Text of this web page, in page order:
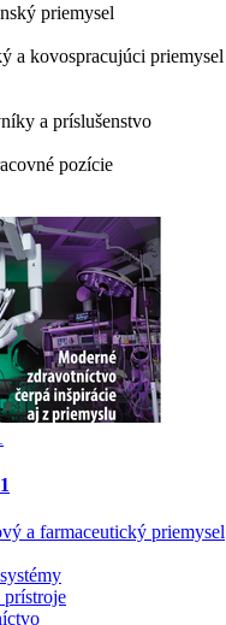
priemysel
a kovospracujúci priemysel
a príslušenstvo
pozície
a farmaceutický priemysel
prístroje